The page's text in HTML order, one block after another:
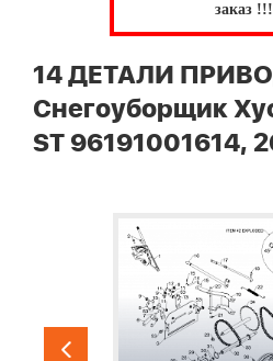
заказ !!!
14 ДЕТАЛИ
Снегоуборщик
ST 96191001614,